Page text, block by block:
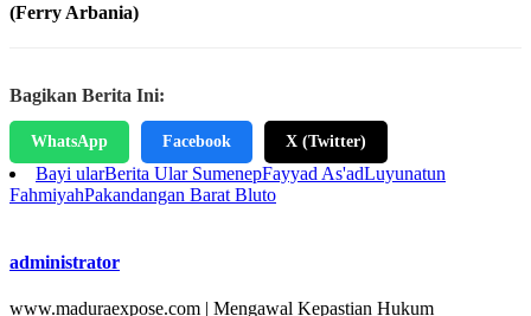
(Ferry Arbania)
Bagikan Berita Ini:
WhatsApp Facebook X (Twitter)
Bayi ularBerita Ular SumenepFayyad As'adLuyunatun
FahmiyahPakandangan Barat Bluto
administrator
www.maduraexpose.com | Mengawal Kepastian Hukum